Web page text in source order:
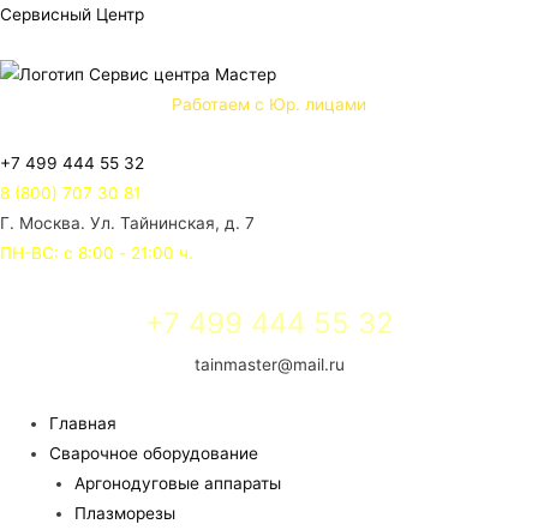
Сервисный Центр
Работаем с Юр. лицами
+7 499 444 55 32
8 (800) 707 30 81
Г. Москва. Ул. Тайнинская, д. 7
ПН-ВС: с 8:00 - 21:00 ч.
+7 499 444 55 32
tainmaster@mail.ru
Главная
Сварочное оборудование
Аргонодуговые аппараты
Плазморезы